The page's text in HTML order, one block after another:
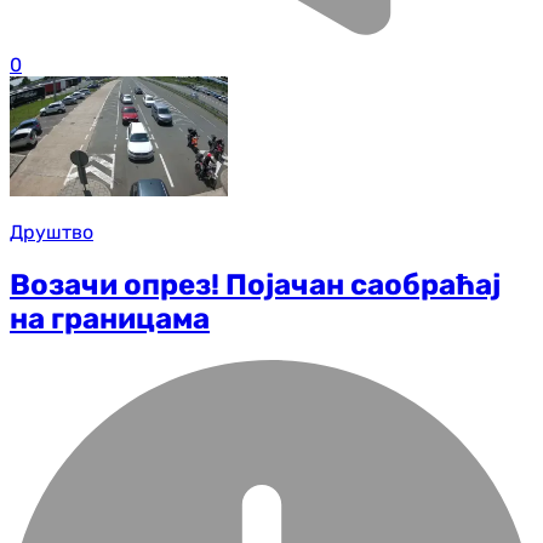
0
Друштво
Возачи опрез! Појачан саобраћај
на границама